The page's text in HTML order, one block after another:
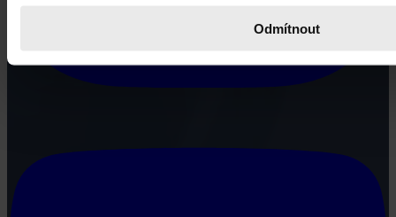
Odmítnout